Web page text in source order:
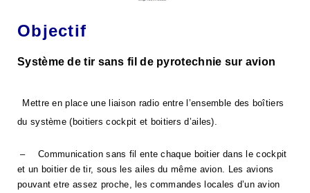
Objectif
Système de tir sans fil de pyrotechnie sur avion
Mettre en place une liaison radio entre l’ensemble des boîtiers
du système (boitiers cockpit et boitiers d’ailes).
–
Communication sans fil ente chaque boitier dans le cockpit
et un boitier de tir, sous les ailes du même avion. Les avions
pouvant etre assez proche, les commandes locales d’un avion